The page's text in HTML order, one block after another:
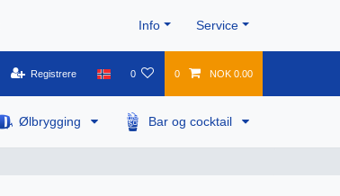
Info Service
Registrere 0 0 NOK 0.00
Ølbrygging Bar og cocktail